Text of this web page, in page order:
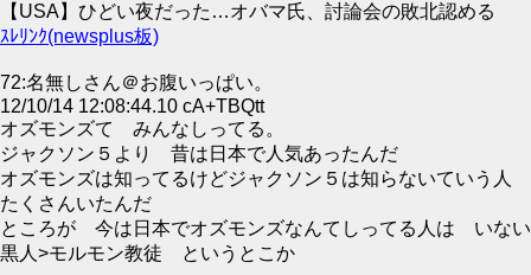
【USA】ひどい夜だった…オバマ氏、討論会の敗北認める
ｽﾚﾘﾝｸ(newsplus板)
72:名無しさん＠お腹いっぱい。
12/10/14 12:08:44.10 cA+TBQtt
オズモンズて みんなしってる。
ジャクソン５より 昔は日本で人気あったんだ
オズモンズは知ってるけどジャクソン５は知らないていう人
たくさんいたんだ
ところが 今は日本でオズモンズなんてしってる人は いない
黒人>モルモン教徒 というとこか